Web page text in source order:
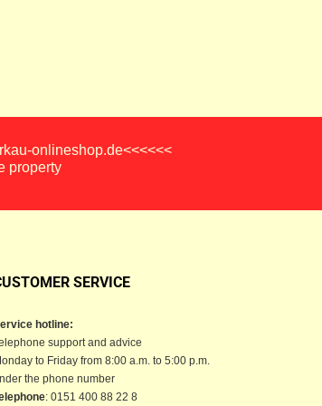
onlineshop.de<<<<<<
property
SERVICE
hotline:
support and advice
to Friday from 8:00 a.m. to 5:00 p.m.
the phone number
: 0151 400 88 22 8